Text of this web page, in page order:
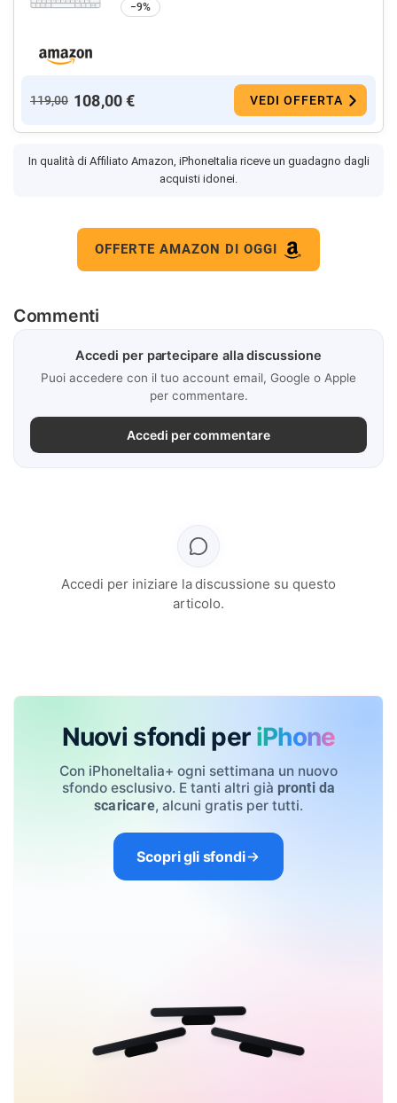
−9%
119,00 108,00 € VEDI OFFERTA
In qualità di Affiliato Amazon, iPhoneItalia riceve un guadagno dagli
acquisti idonei.
OFFERTE AMAZON DI OGGI
Commenti
Accedi per partecipare alla discussione
Puoi accedere con il tuo account email, Google o Apple
per commentare.
Accedi per commentare
Accedi per iniziare la discussione su questo
articolo.
Nuovi sfondi per iPhone
Con iPhoneItalia+ ogni settimana un nuovo
sfondo esclusivo. E tanti altri già pronti da
scaricare, alcuni gratis per tutti.
Scopri gli sfondi